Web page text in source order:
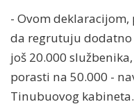
- Ovom deklaracijom,
da regrutuju dodatno
još 20.000
porasti na 50.000 -
Tinubuovog kabineta.